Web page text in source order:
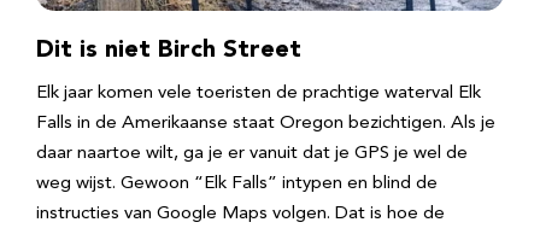
Dit is niet Birch Street
Elk jaar komen vele toeristen de prachtige waterval Elk
Falls in de Amerikaanse staat Oregon bezichtigen. Als je
daar naartoe wilt, ga je er vanuit dat je GPS je wel de
weg wijst. Gewoon “Elk Falls” intypen en blind de
instructies van Google Maps volgen. Dat is hoe de